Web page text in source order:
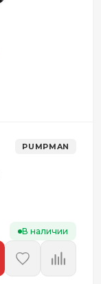
PUMPMAN
В наличии